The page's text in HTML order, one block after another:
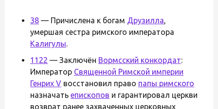
38 — Причислена к богам Друзилла,
умершая сестра римского императора
Калигулы.
1122 — Заключён Вормсский конкордат:
Император Священной Римской империи
Генрих V восстановил право папы римского
назначать епископов и гарантировал церкви
возврат ранее захваченных церковных